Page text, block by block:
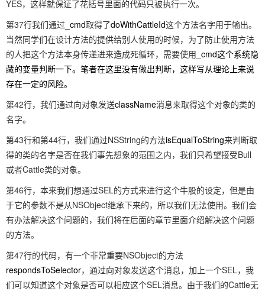
YES，这样就保证了花括号里面的代码只被执行一次。
第37行我们通过 _cmd取得了doWithCattleId这个方法名字用于输出。
当然同学们在设计方法的提供给别人使用的时候，为了防止使用方法
的人把这个方法本身传递进来造成死循环，需要使用 _cmd这个系统隐
藏的变量判断一下。笔者在这里没有做出判断，这样写从理论上来说
存在一定的风险。
第42行，我们通过向对象发送className消息来取得这个对象的类的
名字。
第43行和第44行，我们通过NSString的方法isEqualToString来判断取
得的类的名字是否在我们事先想象的范围之内，我们只希望接受Bull
或者Cattle类的对象。
第46行，本来我们想通过SEL的方式来进行这个牛股的设定，但是由
于它的参数不是从NSObject继承下来的，所以我们无法使用。我们会
有办法解决这个问题的，我们将在后面的章节里面介绍解决这个问题
的方法。
第47行的代码，有一个非常重要NSObject的方法
respondsToSelector，通过向对象发送这个消息，加上一个SEL，我
们可以知道这个对象是否可以相应这个SEL消息。由于我们的Cattle无